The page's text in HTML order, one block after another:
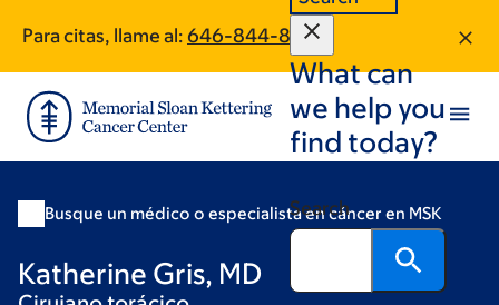
main
content
footer
Para citas, llame al: 646-844-8479
What can
we help you
find today?
Search
Busque un médico o especialista en cáncer en MSK
Katherine Gris, MD